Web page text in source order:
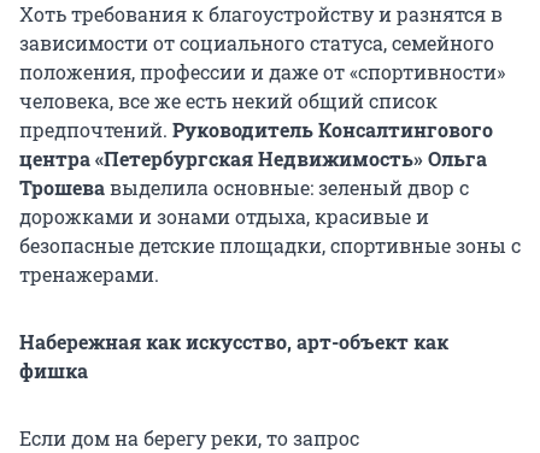
Хоть требования к благоустройству и разнятся в
зависимости от социального статуса, семейного
положения, профессии и даже от «спортивности»
человека, все же есть некий общий список
предпочтений. Руководитель Консалтингового
центра «Петербургская Недвижимость» Ольга
Трошевавыделила основные: зеленый двор с
дорожками и зонами отдыха, красивые и
безопасные детские площадки, спортивные зоны с
тренажерами.
Набережная как искусство, арт-объект как
фишка
Если дом на берегу реки, то запрос